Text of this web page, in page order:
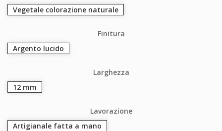
Vegetale colorazione naturale
Finitura
Argento lucido
Larghezza
12 mm
Lavorazione
Artigianale fatta a mano